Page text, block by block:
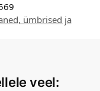
ümbrised ja
veel: